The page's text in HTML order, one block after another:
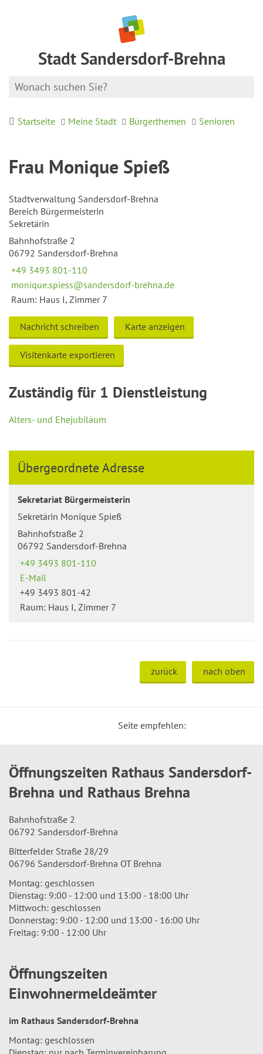
Stadt Sandersdorf-Brehna
Startseite Meine Stadt Bürgerthemen Senioren
Frau Monique Spieß
Stadtverwaltung Sandersdorf-Brehna
Bereich Bürgermeisterin
Sekretärin
Bahnhofstraße 2
06792 Sandersdorf-Brehna
+49 3493 801-110
monique.spiess@sandersdorf-brehna.de
Raum: Haus I, Zimmer 7
Nachricht schreiben Karte anzeigen
Visitenkarte exportieren
Zuständig für 1 Dienstleistung
Alters- und Ehejubiläum
Übergeordnete Adresse
Sekretariat Bürgermeisterin
Sekretärin Monique Spieß
Bahnhofstraße 2
06792 Sandersdorf-Brehna
+49 3493 801-110
E-Mail
+49 3493 801-42
Raum: Haus I, Zimmer 7
zurück nach oben
Seite empfehlen:
Öffnungszeiten Rathaus Sandersdorf-
Brehna und Rathaus Brehna
Bahnhofstraße 2
06792 Sandersdorf-Brehna
Bitterfelder Straße 28/29
06796 Sandersdorf-Brehna OT Brehna
Montag: geschlossen
Dienstag: 9:00 - 12:00 und 13:00 - 18:00 Uhr
Mittwoch: geschlossen
Donnerstag: 9:00 - 12:00 und 13:00 - 16:00 Uhr
Freitag: 9:00 - 12:00 Uhr
Öffnungszeiten
Einwohnermeldeämter
im Rathaus Sandersdorf-Brehna
Montag: geschlossen